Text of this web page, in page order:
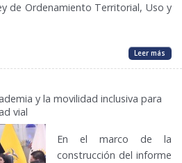
de Ordenamiento Territorial, Uso y
Leer más
y la movilidad inclusiva para
vial
En el marco de la
construcción del informe